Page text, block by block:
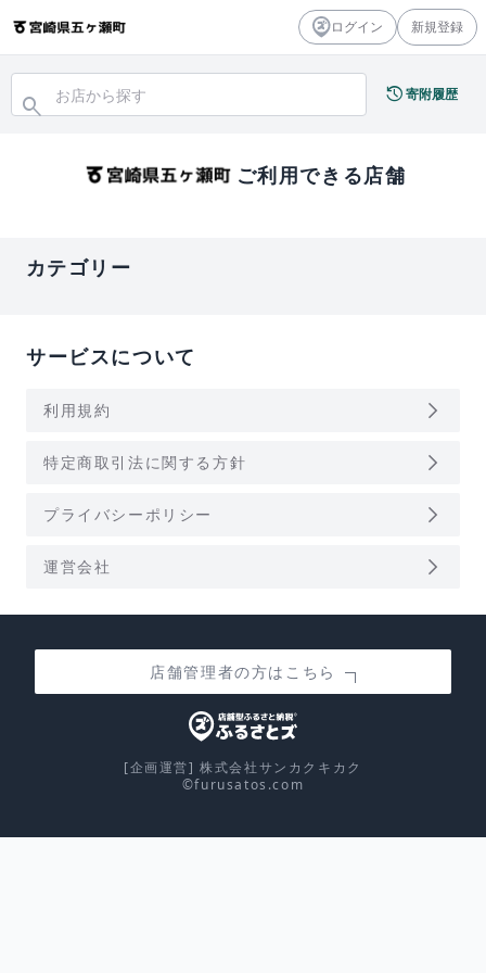
ログイン 新規登録
search history寄附履歴
ご利用できる店舗
カテゴリー
サービスについて
利用規約 arrow_forward_ios
特定商取引法に関する方針 arrow_forward_ios
プライバシーポリシー arrow_forward_ios
運営会社 arrow_forward_ios
店舗管理者の方はこちら
[企画運営] 株式会社サンカクキカク
©furusatos.com